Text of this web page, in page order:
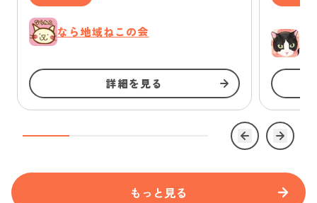
なら地域ねこの会
詳細を見る
ゆ
もっと見る